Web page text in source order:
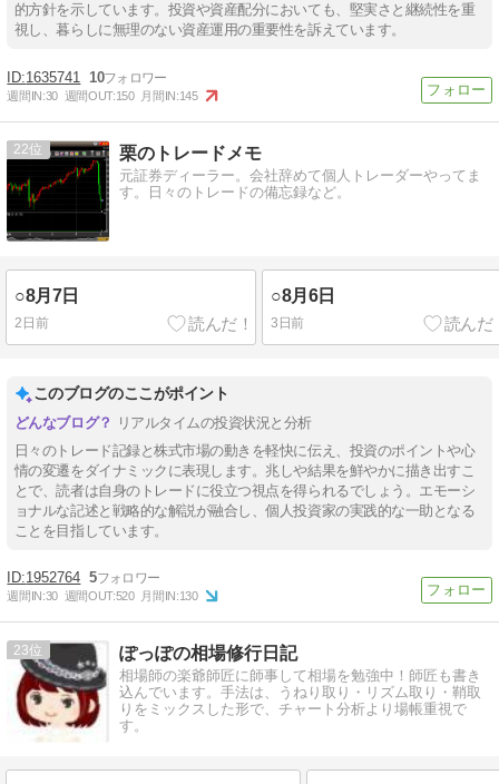
的方針を示しています。投資や資産配分においても、堅実さと継続性を重
視し、暮らしに無理のない資産運用の重要性を訴えています。
1635741 10
週間IN:30 週間OUT:150 月間IN:145
22 栗のトレードメモ
元証券ディーラー。会社辞めて個人トレーダーやってま
す。日々のトレードの備忘録など。
○8月7日
2日前
○8月6日
3日前
このブログのここがポイント
リアルタイムの投資状況と分析
日々のトレード記録と株式市場の動きを軽快に伝え、投資のポイントや心
情の変遷をダイナミックに表現します。兆しや結果を鮮やかに描き出すこ
とで、読者は自身のトレードに役立つ視点を得られるでしょう。エモーシ
ョナルな記述と戦略的な解説が融合し、個人投資家の実践的な一助となる
ことを目指しています。
1952764 5
週間IN:30 週間OUT:520 月間IN:130
23 ぽっぽの相場修行日記
相場師の楽爺師匠に師事して相場を勉強中！師匠も書き
込んでいます。手法は、うねり取り・リズム取り・鞘取
りをミックスした形で、チャート分析より場帳重視で
す。